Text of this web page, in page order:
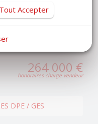
procédure en cours
ce bien est
264 000 €
honoraires charge vendeur
DPE / GES
Tout Accepter